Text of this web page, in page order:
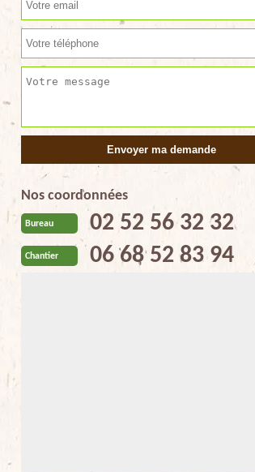
Nos coordonnées
Bureau 02 52 56 32 32
Chantier 06 68 52 83 94